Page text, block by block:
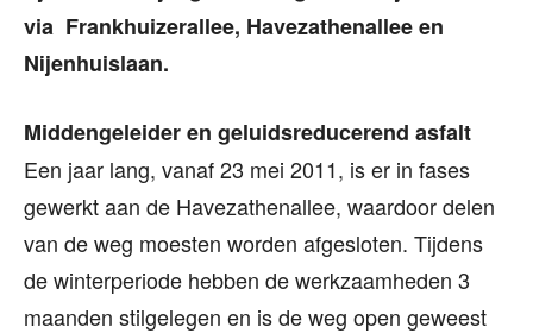
via Frankhuizerallee, Havezathenallee en
Nijenhuislaan.
Middengeleider en geluidsreducerend asfalt
Een jaar lang, vanaf 23 mei 2011, is er in fases
gewerkt aan de Havezathenallee, waardoor delen
van de weg moesten worden afgesloten. Tijdens
de winterperiode hebben de werkzaamheden 3
maanden stilgelegen en is de weg open geweest